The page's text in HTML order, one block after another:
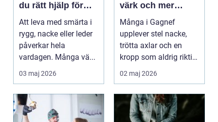
du rätt hjälp för
smärta och rehab
Att leva med smärta i
rygg, nacke eller leder
påverkar hela
vardagen. Många vä...
03 maj 2026
värk och mer
vardagsenergi
Många i Gagnef
upplever stel nacke,
trötta axlar och en
kropp som aldrig riktigt
hinner återhämta si...
02 maj 2026